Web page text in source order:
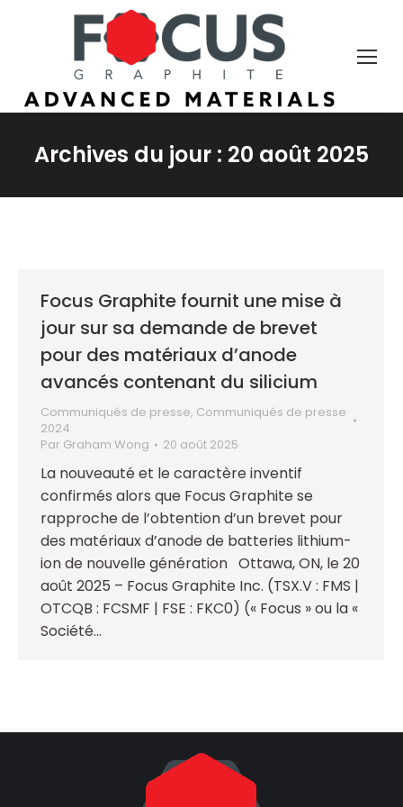
Archives du jour : 20 août 2025
Focus Graphite fournit une mise à
jour sur sa demande de brevet
pour des matériaux d’anode
avancés contenant du silicium
Communiqués de presse, Communiqués de presse
2024
Par Graham Wong 20 août 2025
La nouveauté et le caractère inventif
confirmés alors que Focus Graphite se
rapproche de l’obtention d’un brevet pour
des matériaux d’anode de batteries lithium-
ion de nouvelle génération Ottawa, ON, le 20
août 2025 – Focus Graphite Inc. (TSX.V : FMS |
OTCQB : FCSMF | FSE : FKC0) (« Focus » ou la «
Société…